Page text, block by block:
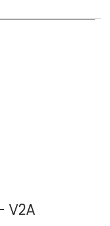
V2A